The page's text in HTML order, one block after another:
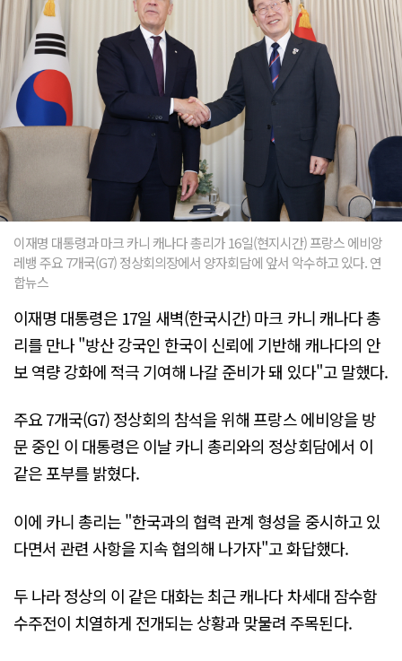
이재명 대통령과 마크 카니 캐나다 총리가 16일(현지시간) 프랑스 에비앙
레뱅 주요 7개국(G7) 정상회의장에서 양자회담에 앞서 악수하고 있다. 연
합뉴스
이재명 대통령은 17일 새벽(한국시간) 마크 카니 캐나다 총
리를 만나 "방산 강국인 한국이 신뢰에 기반해 캐나다의 안
보 역량 강화에 적극 기여해 나갈 준비가 돼 있다"고 말했다.
주요 7개국(G7) 정상회의 참석을 위해 프랑스 에비앙을 방
문 중인 이 대통령은 이날 카니 총리와의 정상회담에서 이
같은 포부를 밝혔다.
이에 카니 총리는 "한국과의 협력 관계 형성을 중시하고 있
다면서 관련 사항을 지속 협의해 나가자"고 화답했다.
두 나라 정상의 이 같은 대화는 최근 캐나다 차세대 잠수함
수주전이 치열하게 전개되는 상황과 맞물려 주목된다.